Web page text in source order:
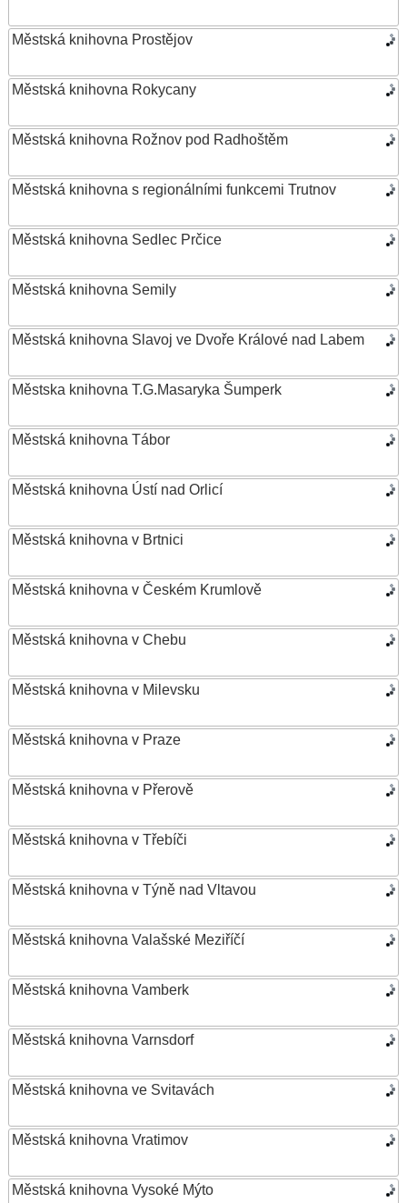
Městská knihovna Prostějov
Městská knihovna Rokycany
Městská knihovna Rožnov pod Radhoštěm
Městská knihovna s regionálními funkcemi Trutnov
Městská knihovna Sedlec Prčice
Městská knihovna Semily
Městská knihovna Slavoj ve Dvoře Králové nad Labem
Městska knihovna T.G.Masaryka Šumperk
Městská knihovna Tábor
Městská knihovna Ústí nad Orlicí
Městská knihovna v Brtnici
Městská knihovna v Českém Krumlově
Městská knihovna v Chebu
Městská knihovna v Milevsku
Městská knihovna v Praze
Městská knihovna v Přerově
Městská knihovna v Třebíči
Městská knihovna v Týně nad Vltavou
Městská knihovna Valašské Meziříčí
Městská knihovna Vamberk
Městská knihovna Varnsdorf
Městská knihovna ve Svitavách
Městská knihovna Vratimov
Městská knihovna Vysoké Mýto